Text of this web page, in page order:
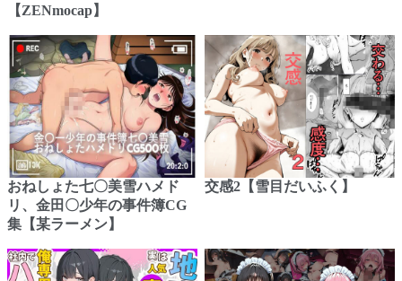
【ZENmocap】
おねしょた七〇美雪ハメド
リ、金田〇少年の事件簿CG
集【某ラーメン】
交感2【雪目だいふく】